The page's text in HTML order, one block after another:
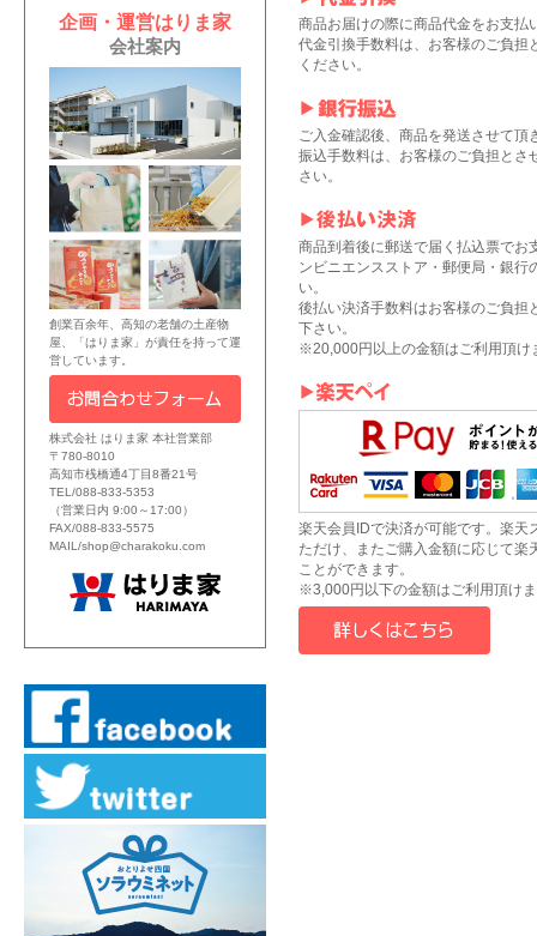
商品お届けの際に商品代金をお支払
代金引換手数料は、お客様のご負担
ください。
ご入金確認後、商品を発送させて頂
振込手数料は、お客様のご負担とさ
さい。
商品到着後に郵送で届く払込票でお
ンビニエンスストア・郵便局・銀行
い。
後払い決済手数料はお客様のご負担
下さい。
※20,000円以上の金額はご利用頂け
楽天会員IDで決済が可能です。楽天
ただけ、またご購入金額に応じて楽
ことができます。
※3,000円以下の金額はご利用頂け
企画・運営はりま家
会社案内
創業百余年、高知の老舗の土産物
屋、「はりま家」が責任を持って運
営しています。
株式会社 はりま家 本社営業部
〒780-8010
高知市桟橋通4丁目8番21号
TEL/088-833-5353
（営業日内 9:00～17:00）
FAX/088-833-5575
MAIL/shop@charakoku.com